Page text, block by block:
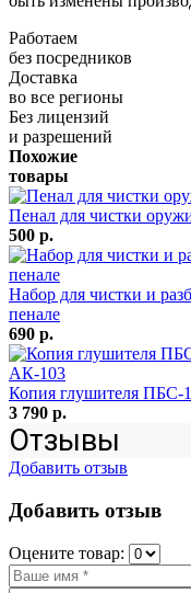
Работаем
без посредников
Доставка
во все регионы
Без лицензий
и разрешений
Похожие
товары
Пенал для чистки
500 р.
Набор для чистки и
пенале
690 р.
Копия глушителя
3 790 р.
Отзывы
Добавить отзыв
Добавить отзыв
Оцените товар: